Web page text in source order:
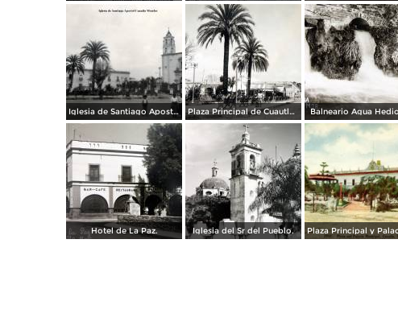
Iglesia de Santiago Apostol Cuautla Morelos. Plaza Principal de Cuautla Morelos. ( Circulada el 2 de Noviembre de 1928 ). Balneario Agua
Hotel de La Paz. Iglesia del Sr del Pueblo.